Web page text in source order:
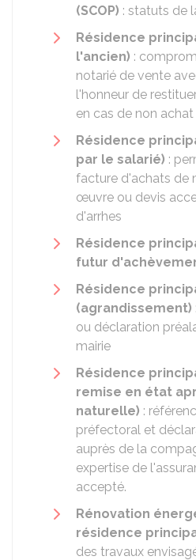
(SCOP) : statuts de
Résidence
l'ancien) :
notarié de vente
l'honneur de
en cas de non achat
Résidence
par le salarié) :
facture d'achats de
œuvre ou devis
d'arrhes
Résidence
futur
Résidence
(agrandissement)
ou déclaration
mairie
Résidence
remise en état
naturelle) :
préfectoral et
auprès de la
expertise de
accepté.
Rénovation
résidence
des travaux